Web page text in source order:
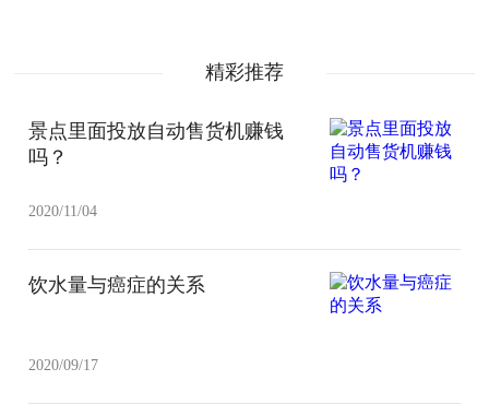
精彩推荐
景点里面投放自动售货机赚钱
吗？
2020/11/04
饮水量与癌症的关系
2020/09/17